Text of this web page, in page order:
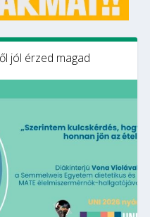
jól érzed magad